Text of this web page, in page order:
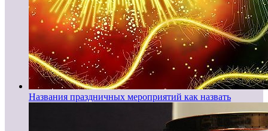
Названия праздничных мероприятий как назвать